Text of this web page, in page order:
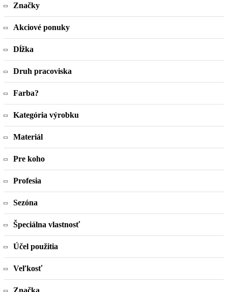
Značky
Akciové ponuky
Dĺžka
Druh pracoviska
Farba?
Kategória výrobku
Materiál
Pre koho
Profesia
Sezóna
Špeciálna vlastnosť
Účel použitia
Veľkosť
Značka